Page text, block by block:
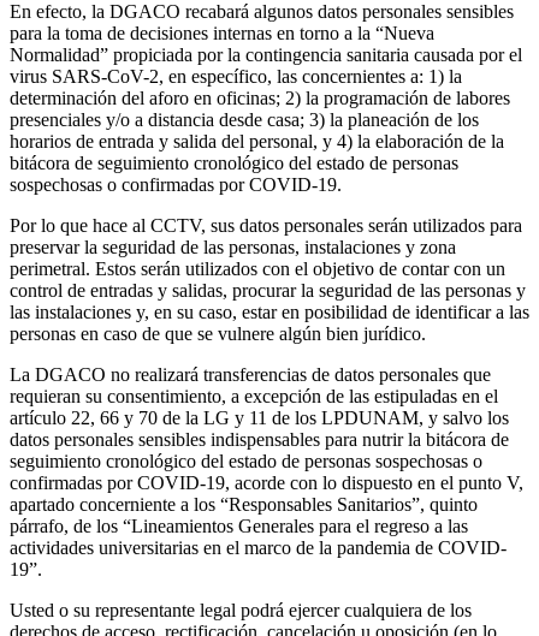
En efecto, la DGACO recabará algunos datos personales sensibles
para la toma de decisiones internas en torno a la “Nueva
Normalidad” propiciada por la contingencia sanitaria causada por el
virus SARS-CoV-2, en específico, las concernientes a: 1) la
determinación del aforo en oficinas; 2) la programación de labores
presenciales y/o a distancia desde casa; 3) la planeación de los
horarios de entrada y salida del personal, y 4) la elaboración de la
bitácora de seguimiento cronológico del estado de personas
sospechosas o confirmadas por COVID-19.
Por lo que hace al CCTV, sus datos personales serán utilizados para
preservar la seguridad de las personas, instalaciones y zona
perimetral. Estos serán utilizados con el objetivo de contar con un
control de entradas y salidas, procurar la seguridad de las personas y
las instalaciones y, en su caso, estar en posibilidad de identificar a las
personas en caso de que se vulnere algún bien jurídico.
La DGACO no realizará transferencias de datos personales que
requieran su consentimiento, a excepción de las estipuladas en el
artículo 22, 66 y 70 de la LG y 11 de los LPDUNAM, y salvo los
datos personales sensibles indispensables para nutrir la bitácora de
seguimiento cronológico del estado de personas sospechosas o
confirmadas por COVID-19, acorde con lo dispuesto en el punto V,
apartado concerniente a los “Responsables Sanitarios”, quinto
párrafo, de los “Lineamientos Generales para el regreso a las
actividades universitarias en el marco de la pandemia de COVID-
19”.
Usted o su representante legal podrá ejercer cualquiera de los